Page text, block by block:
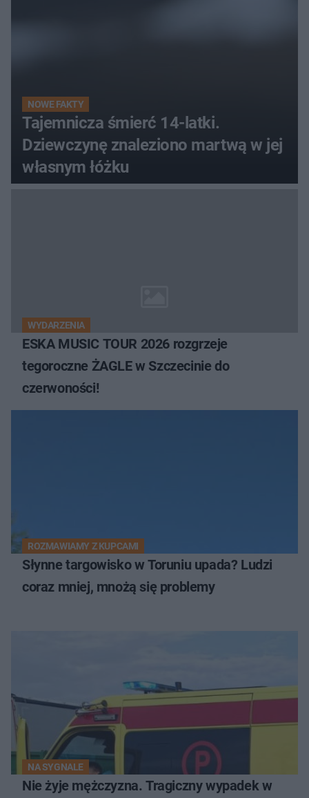
NOWE FAKTY
Tajemnicza śmierć 14-latki.
Dziewczynę znaleziono martwą w jej
własnym łóżku
WYDARZENIA
ESKA MUSIC TOUR 2026 rozgrzeje
tegoroczne ŻAGLE w Szczecinie do
czerwoności!
ROZMAWIAMY Z KUPCAMI
Słynne targowisko w Toruniu upada? Ludzi
coraz mniej, mnożą się problemy
NA SYGNALE
Nie żyje mężczyzna. Tragiczny wypadek w